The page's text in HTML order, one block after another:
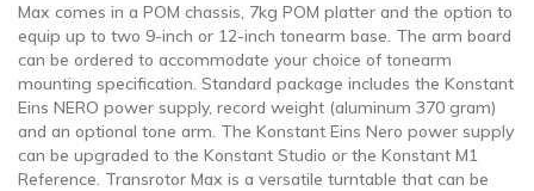
Max comes in a POM chassis, 7kg POM platter and the option to
equip up to two 9-inch or 12-inch tonearm base. The arm board
can be ordered to accommodate your choice of tonearm
mounting specification. Standard package includes the Konstant
Eins NERO power supply, record weight (aluminum 370 gram)
and an optional tone arm. The Konstant Eins Nero power supply
can be upgraded to the Konstant Studio or the Konstant M1
Reference. Transrotor Max is a versatile turntable that can be